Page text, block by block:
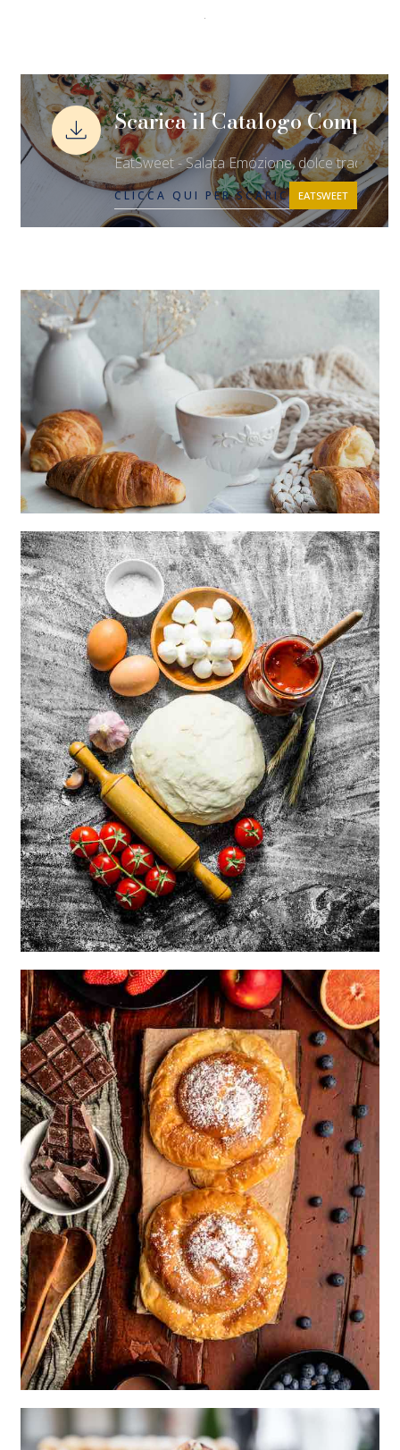
.
Scarica il Catalogo
EatSweet - Salata Emozione, dolce tradizione
CLICCA QUI PER SCARICARE IL
EATSWEET